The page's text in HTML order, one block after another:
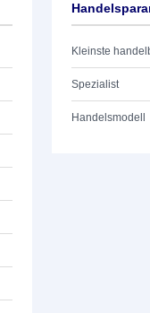
Kleinste
Spezialist
Handelsmodell